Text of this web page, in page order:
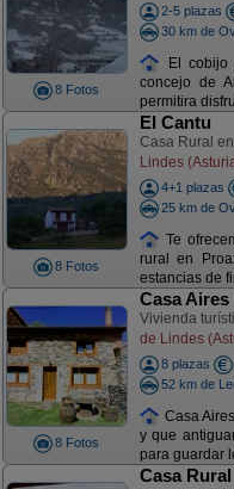
8 Fotos
2-5 plazas
30 km de
El cobijo
concejo de
permitira
8 Fotos
El Cantu
Casa Rural en
Lindes
4+1 plazas
25 km de
Te
rural en
estancias de
8 Fotos
Casa Aires
Vivienda
de Lindes
8 plazas
52 km de
Casa
y que
para guardar
Casa